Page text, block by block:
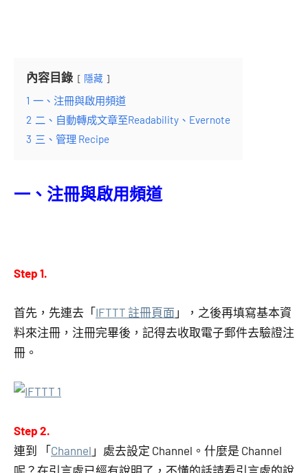
內容目錄 隱藏
1 一、注冊與啟用頻道
2 二、自動轉成文章至Readability、Evernote
3 三、管理 Recipe
一、注冊與啟用頻道
Step 1.
首先，先連去「IFTTT 註冊頁面 」，之後再填寫基本資
料來注冊，注冊完畢後，記得去收取電子郵件去驗證注
冊。
Step 2.
連到 「Channel 」處去設定 Channel。什麼是 Channel
呢？在引言處已經有說明了，不懂的話請看引言處的說